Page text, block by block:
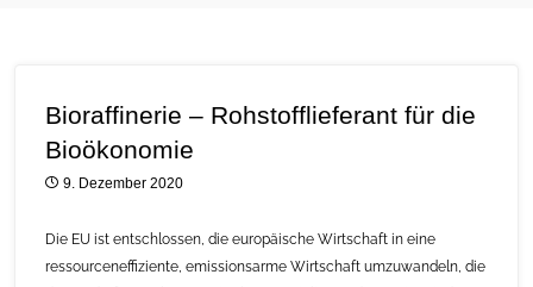
Bioraffinerie – Rohstofflieferant für die
Bioökonomie
9. Dezember 2020
Die EU ist entschlossen, die europäische Wirtschaft in eine
ressourceneffiziente, emissionsarme Wirtschaft umzuwandeln, die